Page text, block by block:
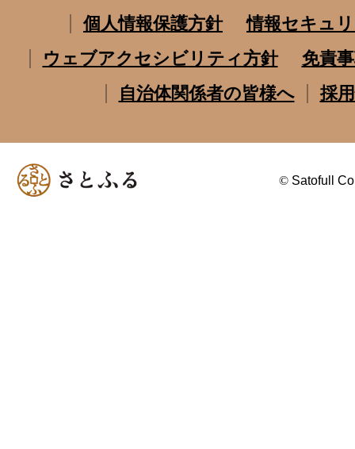
個人情報保護方針
情報セキュ
ウェブアクセシビリティ方針
免責
自治体関係者の皆様へ
採
© Satofull